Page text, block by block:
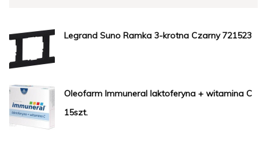
Legrand Suno Ramka 3-krotna Czarny 721523
Oleofarm Immuneral laktoferyna + witamina C
15szt.